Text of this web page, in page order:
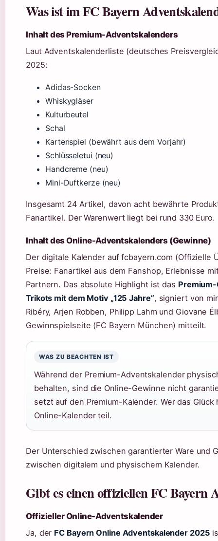
Was ist im FC Bayern
Inhalt des Premium-Adventskalenders
Laut Adventskalenderliste (deutsches
2025:
Adidas-Socken
Whiskygläser
Kulturbeutel
Schal
Kartenspiel (bewährt aus dem Vorjahr)
Schlüsseletui (neu)
Handcreme (neu)
Mini-Duftkerze (neu)
Insgesamt 24 Artikel, davon acht bewährte
Fanartikel. Der Warenwert liegt bei rund 330 Euro.
Inhalt des Online-Adventskalenders (Gewinne)
Der digitale Kalender auf fcbayern.com
Preise: Fanartikel aus dem Fanshop, Erlebnisse
Partnern. Das absolute Highlight ist das
Trikots mit dem Motiv „125 Jahre”, signiert von
Ribéry, Arjen Robben, Philipp Lahm und Giovane
Gewinnspielseite (FC Bayern München) mitteilt.
WAS ZU BEACHTEN IST
Während der Premium-Adventskalender
behalten, sind die Online-Gewinne nicht
setzt auf den Premium-Kalender. Wer das
Online-Kalender teil.
Der Unterschied zwischen garantierter Ware und
zwischen digitalem und physischem Kalender.
Gibt es einen offiziellen FC Bayern
Offizieller Online-Adventskalender
Ja, der FC Bayern Online Adventskalender 2025